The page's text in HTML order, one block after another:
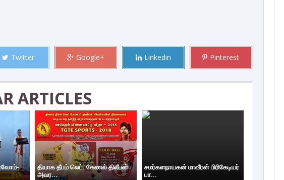
Twitter Google+ Linkedin Pinterest
ARTICLES
தியாக தீபம் லெப். கேணல் திலீபன்
அவர...
சமர்களநாயகன் மாவீரன் பிரிகேடியர்
பா...